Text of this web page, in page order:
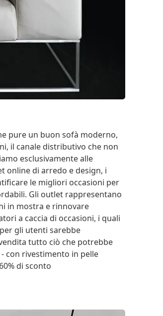
pure un buon sofà moderno,
il canale distributivo che non
esclusivamente alle
online di arredo e design, i
le migliori occasioni per
Gli outlet rappresentano
in mostra e rinnovare
a caccia di occasioni, i quali
gli utenti sarebbe
tutto ciò che potrebbe
con rivestimento in pelle
di sconto